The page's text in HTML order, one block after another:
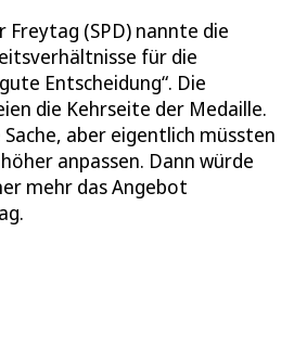
(SPD) nannte die
für die
Entscheidung“. Die
die Kehrseite der Medaille.
Sache, aber eigentlich müssten
anpassen. Dann würde
mehr das Angebot